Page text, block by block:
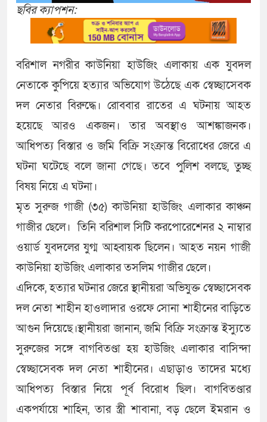
ছবির ক্যাপশন:
বরিশাল নগরীর কাউনিয়া হাউজিং এলাকায় এক যুবদল
নেতাকে কুপিয়ে হত্যার অভিযোগ উঠেছে এক স্বেচ্ছাসেবক
দল নেতার বিরুদ্ধে। রোববার রাতের এ ঘটনায় আহত
হয়েছে আরও একজন। তার অবস্থাও আশঙ্কাজনক।
আধিপত্য বিস্তার ও জমি বিক্রি সংক্রান্ত বিরোধের জেরে এ
ঘটনা ঘটেছে বলে জানা গেছে। তবে পুলিশ বলছে, তুচ্ছ
বিষয় নিয়ে এ ঘটনা।
মৃত সুরুজ গাজী (৩৫) কাউনিয়া হাউজিং এলাকার কাঞ্চন
গাজীর ছেলে। তিনি বরিশাল সিটি করপোরেশেনর ২ নাম্বার
ওয়ার্ড যুবদলের যুগ্ম আহ্বায়ক ছিলেন। আহত নয়ন গাজী
কাউনিয়া হাউজিং এলাকার তসলিম গাজীর ছেলে।
এদিকে, হত্যার ঘটনার জেরে স্থানীয়রা অভিযুক্ত স্বেচ্ছাসেবক
দল নেতা শাহীন হাওলাদার ওরফে সোনা শাহীনের বাড়িতে
আগুন দিয়েছে।স্থানীয়রা জানান, জমি বিক্রি সংক্রান্ত ইস্যুতে
সুরুজের সঙ্গে বাগবিতণ্ডা হয় হাউজিং এলাকার বাসিন্দা
স্বেচ্ছাসেবক দল নেতা শাহীনের। এছাড়াও তাদের মধ্যে
আধিপত্য বিস্তার নিয়ে পূর্ব বিরোধ ছিল। বাগবিতণ্ডার
একপর্যায়ে শাহিন, তার স্ত্রী শাবানা, বড় ছেলে ইমরান ও